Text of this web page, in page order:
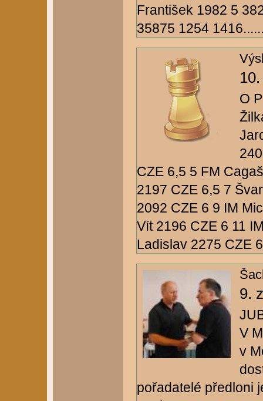
František 1982 5
35875 1254
O
CZE 6,5 5 FM
2197 CZE 6,5 7
2092 CZE 6 9 IM
Vít 2196 CZE 6 11
Ladislav 2275 CZE
9.
V
v
pořadatelé předloni